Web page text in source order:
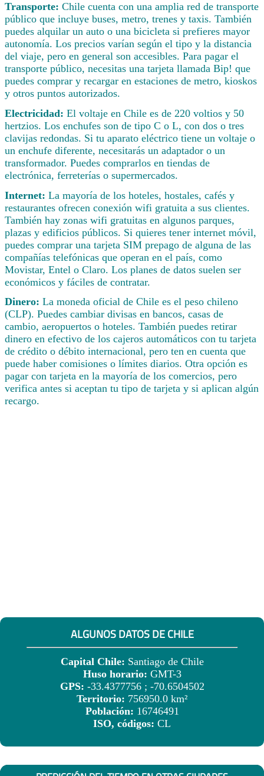
Transporte: Chile cuenta con una amplia red de transporte
público que incluye buses, metro, trenes y taxis. También
puedes alquilar un auto o una bicicleta si prefieres mayor
autonomía. Los precios varían según el tipo y la distancia
del viaje, pero en general son accesibles. Para pagar el
transporte público, necesitas una tarjeta llamada Bip! que
puedes comprar y recargar en estaciones de metro, kioskos
y otros puntos autorizados.
Electricidad: El voltaje en Chile es de 220 voltios y 50
hertzios. Los enchufes son de tipo C o L, con dos o tres
clavijas redondas. Si tu aparato eléctrico tiene un voltaje o
un enchufe diferente, necesitarás un adaptador o un
transformador. Puedes comprarlos en tiendas de
electrónica, ferreterías o supermercados.
Internet: La mayoría de los hoteles, hostales, cafés y
restaurantes ofrecen conexión wifi gratuita a sus clientes.
También hay zonas wifi gratuitas en algunos parques,
plazas y edificios públicos. Si quieres tener internet móvil,
puedes comprar una tarjeta SIM prepago de alguna de las
compañías telefónicas que operan en el país, como
Movistar, Entel o Claro. Los planes de datos suelen ser
económicos y fáciles de contratar.
Dinero: La moneda oficial de Chile es el peso chileno
(CLP). Puedes cambiar divisas en bancos, casas de
cambio, aeropuertos o hoteles. También puedes retirar
dinero en efectivo de los cajeros automáticos con tu tarjeta
de crédito o débito internacional, pero ten en cuenta que
puede haber comisiones o límites diarios. Otra opción es
pagar con tarjeta en la mayoría de los comercios, pero
verifica antes si aceptan tu tipo de tarjeta y si aplican algún
recargo.
ALGUNOS DATOS DE CHILE
Capital Chile: Santiago de Chile
Huso horario: GMT-3
GPS: -33.4377756 ; -70.6504502
Territorio: 756950.0 km²
Población: 16746491
ISO, códigos: CL